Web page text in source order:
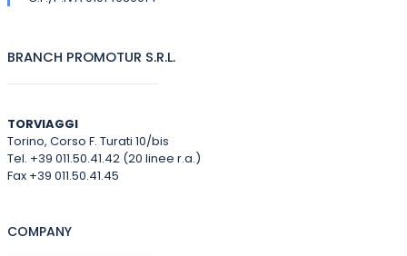
BRANCH PROMOTUR S.R.L.
TORVIAGGI
Torino, Corso F. Turati 10/bis
Tel. +39 011.50.41.42 (20 linee r.a.)
Fax +39 011.50.41.45
COMPANY